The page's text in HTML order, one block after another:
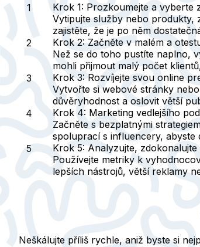
Krok 1: Prozkoumejte a vyberte
Vytipujte služby nebo produkty,
zajistěte, že je po něm
Krok 2: Začněte v malém a
Než se do toho pustíte naplno,
mohli přijmout malý počet
Krok 3: Rozvíjejte svou online
Vytvořte si webové stránky
důvěryhodnost a oslovit větší
Krok 4: Marketing vedlejšího
Začněte s bezplatnými
spoluprací s influencery, abyste
Krok 5: Analyzujte, zdokonalujte
Používejte metriky k
lepších nástrojů, větší reklamy
Neškálujte příliš rychle, aniž byste si